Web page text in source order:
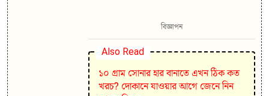
বিজ্ঞাপন
Also Read
১০ গ্রাম সোনার হার বানাতে এখন ঠিক কত
খরচ? দোকানে যাওয়ার আগে জেনে নিন